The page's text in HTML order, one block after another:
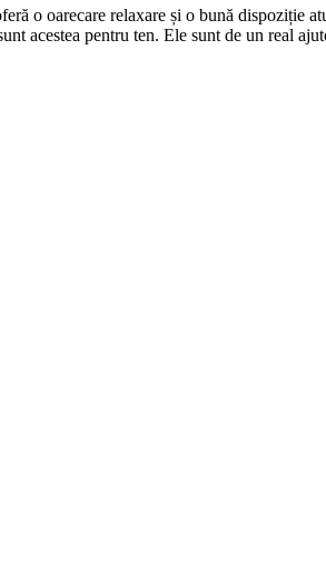
o oarecare relaxare și o bună dispoziție
acestea pentru ten. Ele sunt de un real